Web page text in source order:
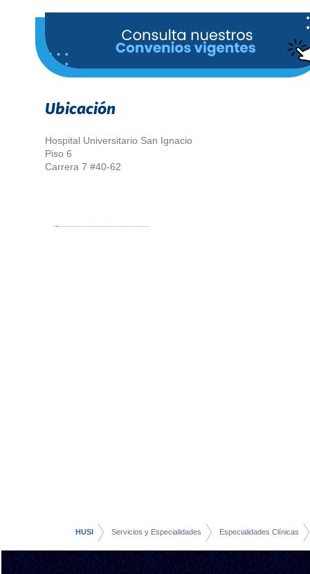
Ubicación
Hospital Universitario San Ignacio
Piso 6
Carrera 7 #40-62
HUSI Servicios y Especialidades Especialidades Clínicas